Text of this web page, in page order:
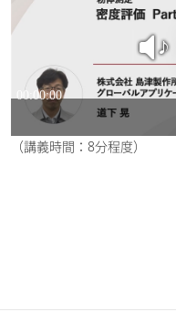
（講義時間：8分程度）